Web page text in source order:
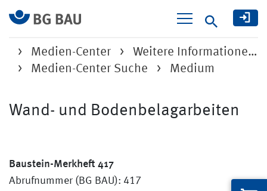
Suche
Medien-Center
Weitere Informatione…
Medien-Center Suche
Medium
Wand- und Bodenbelagarbeiten
Baustein-Merkheft 417
Abrufnummer (BG BAU): 417